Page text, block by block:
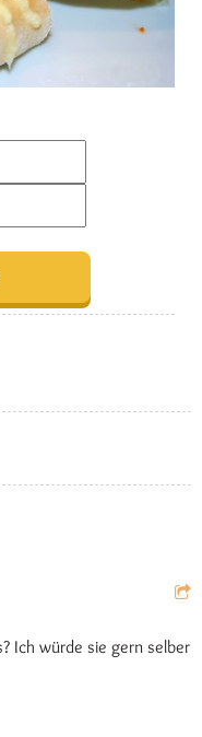
Ich würde sie gern selber